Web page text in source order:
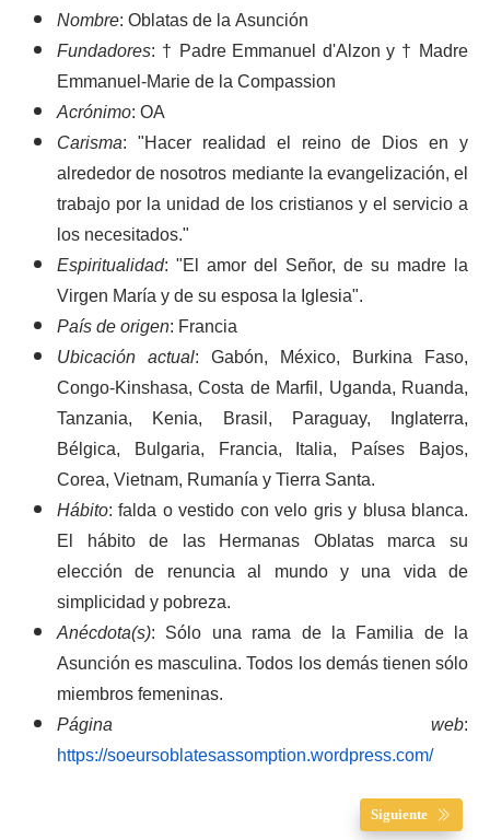
Nombre: Oblatas de la Asunción
Fundadores: † Padre Emmanuel d'Alzon y † Madre
Emmanuel-Marie de la Compassion
Acrónimo: OA
Carisma: "Hacer realidad el reino de Dios en y
alrededor de nosotros mediante la evangelización, el
trabajo por la unidad de los cristianos y el servicio a
los necesitados."
Espiritualidad: "El amor del Señor, de su madre la
Virgen María y de su esposa la Iglesia".
País de origen: Francia
Ubicación actual: Gabón, México, Burkina Faso,
Congo-Kinshasa, Costa de Marfil, Uganda, Ruanda,
Tanzania, Kenia, Brasil, Paraguay, Inglaterra,
Bélgica, Bulgaria, Francia, Italia, Países Bajos,
Corea, Vietnam, Rumanía y Tierra Santa.
Hábito: falda o vestido con velo gris y blusa blanca.
El hábito de las Hermanas Oblatas marca su
elección de renuncia al mundo y una vida de
simplicidad y pobreza.
Anécdota(s): Sólo una rama de la Familia de la
Asunción es masculina. Todos los demás tienen sólo
miembros femeninas.
Página web:
https://soeursoblatesassomption.wordpress.com/
Siguiente